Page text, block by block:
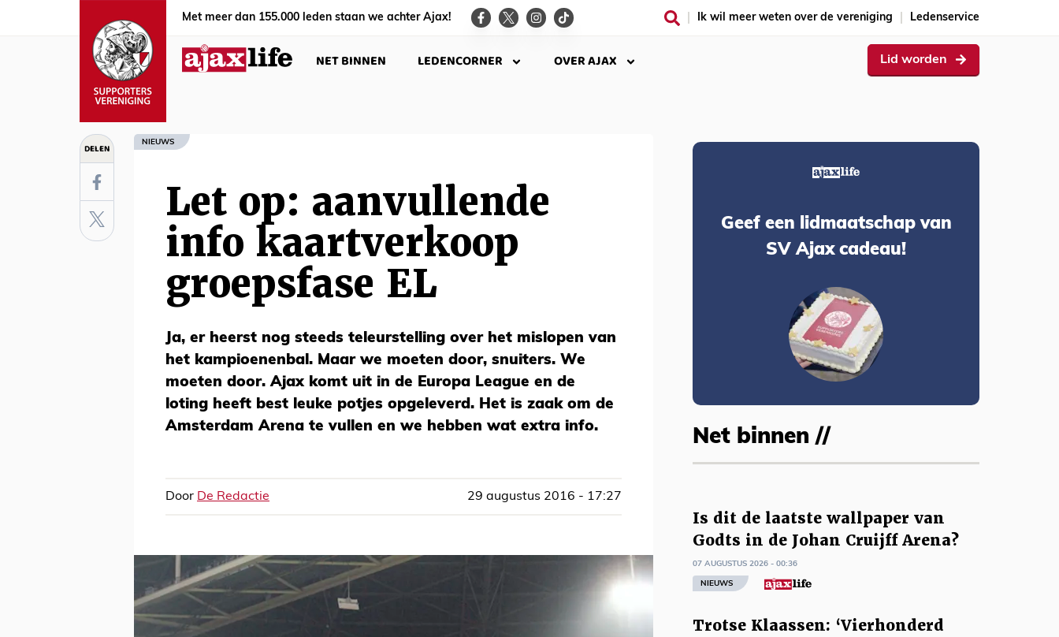
Met meer dan 155.000 leden staan we achter Ajax! Ik wil meer weten over de vereniging Ledenservice
NET BINNEN LEDENCORNER OVER AJAX Lid worden
DELEN NIEUWS
Let op: aanvullende
info kaartverkoop
groepsfase EL
Ja, er heerst nog steeds teleurstelling over het mislopen van
het kampioenenbal. Maar we moeten door, snuiters. We
moeten door. Ajax komt uit in de Europa League en de
loting heeft best leuke potjes opgeleverd. Het is zaak om de
Amsterdam Arena te vullen en we hebben wat extra info.
Door De Redactie 29 augustus 2016 - 17:27
Geef een lidmaatschap van
SV Ajax cadeau!
Net binnen //
Is dit de laatste wallpaper van
Godts in de Johan Cruijff Arena?
07 AUGUSTUS 2026 - 00:36
NIEUWS
Trotse Klaassen: ‘Vierhonderd